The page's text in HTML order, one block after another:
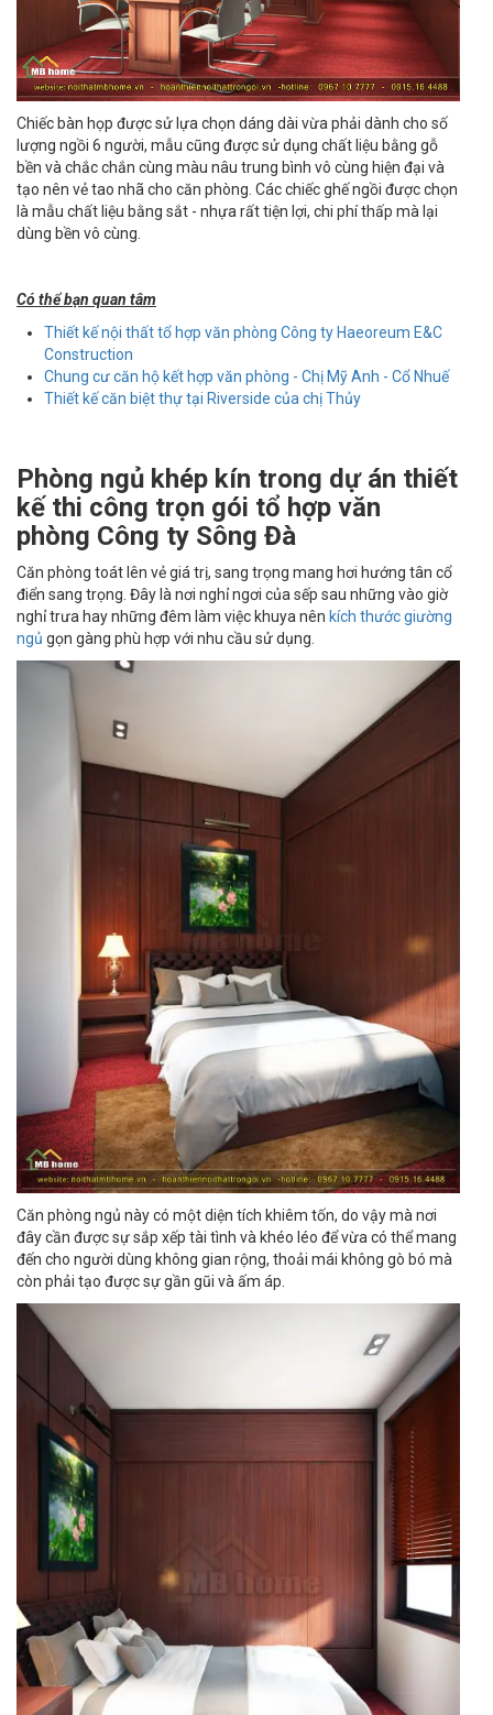
Chiếc bàn họp được sử lựa chọn dáng dài vừa phải dành cho số
lượng ngồi 6 người, mẫu cũng được sử dụng chất liệu bằng gỗ
bền và chắc chắn cùng màu nâu trung bình vô cùng hiện đại và
tạo nên vẻ tao nhã cho căn phòng. Các chiếc ghế ngồi được chọn
là mẫu chất liệu bằng sắt - nhựa rất tiện lợi, chi phí thấp mà lại
dùng bền vô cùng.
Có thể bạn quan tâm
Thiết kế nội thất tổ hợp văn phòng Công ty Haeoreum E&C
Construction
Chung cư căn hộ kết hợp văn phòng - Chị Mỹ Anh - Cổ Nhuế
Thiết kế căn biệt thự tại Riverside của chị Thủy
Phòng ngủ khép kín trong dự án thiết
kế thi công trọn gói tổ hợp văn
phòng Công ty Sông Đà
Căn phòng toát lên vẻ giá trị, sang trọng mang hơi hướng tân cổ
điển sang trọng. Đây là nơi nghỉ ngơi của sếp sau những vào giờ
nghỉ trưa hay những đêm làm việc khuya nên kích thước giường
ngủ gọn gàng phù hợp với nhu cầu sử dụng.
Căn phòng ngủ này có một diện tích khiêm tốn, do vậy mà nơi
đây cần được sự sắp xếp tài tình và khéo léo để vừa có thể mang
đến cho người dùng không gian rộng, thoải mái không gò bó mà
còn phải tạo được sự gần gũi và ấm áp.